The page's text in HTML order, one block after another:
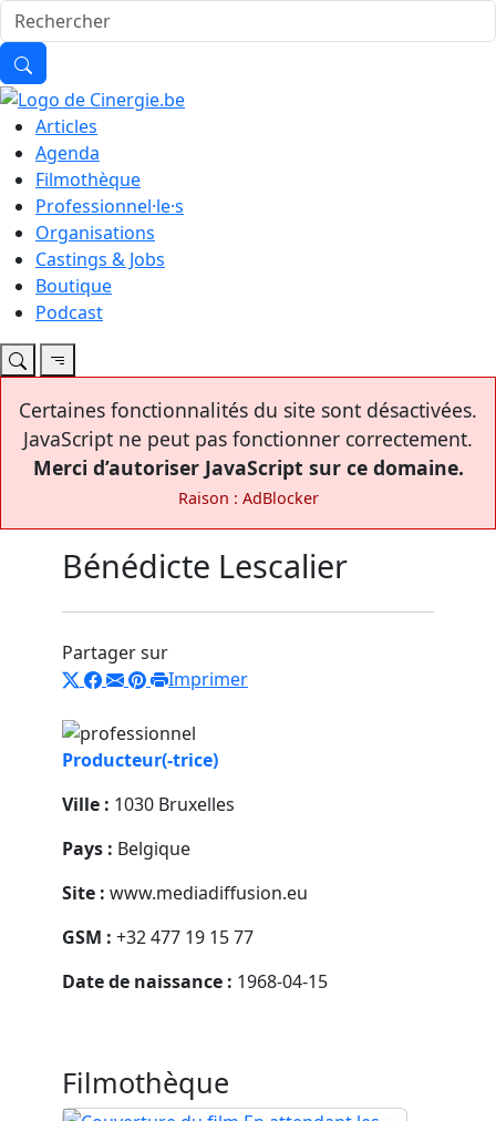
Articles
Agenda
Filmothèque
Professionnel·le·s
Organisations
Castings & Jobs
Boutique
Podcast
Certaines fonctionnalités du site sont désactivées.
JavaScript ne peut pas fonctionner correctement.
Merci d’autoriser JavaScript sur ce domaine.
Raison : AdBlocker
Bénédicte Lescalier
Partager sur
Imprimer
Producteur(-trice)
Ville : 1030 Bruxelles
Pays : Belgique
Site : www.mediadiffusion.eu
GSM : +32 477 19 15 77
Date de naissance : 1968-04-15
Filmothèque